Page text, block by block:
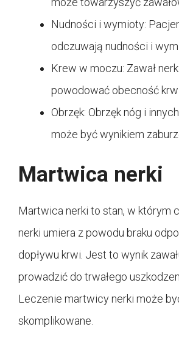
Nudności i wymioty:
odczuwają nudności i
Krew w moczu: Zawał
powodować obecność
Obrzęk: Obrzęk nóg i
może być wynikiem
Martwica nerki
Martwica nerki to stan, w którym
nerki umiera z powodu braku
dopływu krwi. Jest to wynik
prowadzić do trwałego
Leczenie martwicy nerki może
skomplikowane.